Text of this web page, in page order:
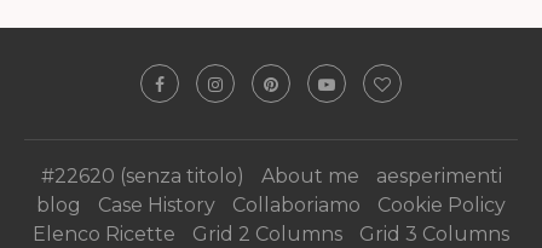
#22620 (senza titolo) About me
aesperimenti
blog
Case History Collaboriamo
Cookie Policy
Elenco Ricette
Grid 2 Columns
Grid 3 Columns